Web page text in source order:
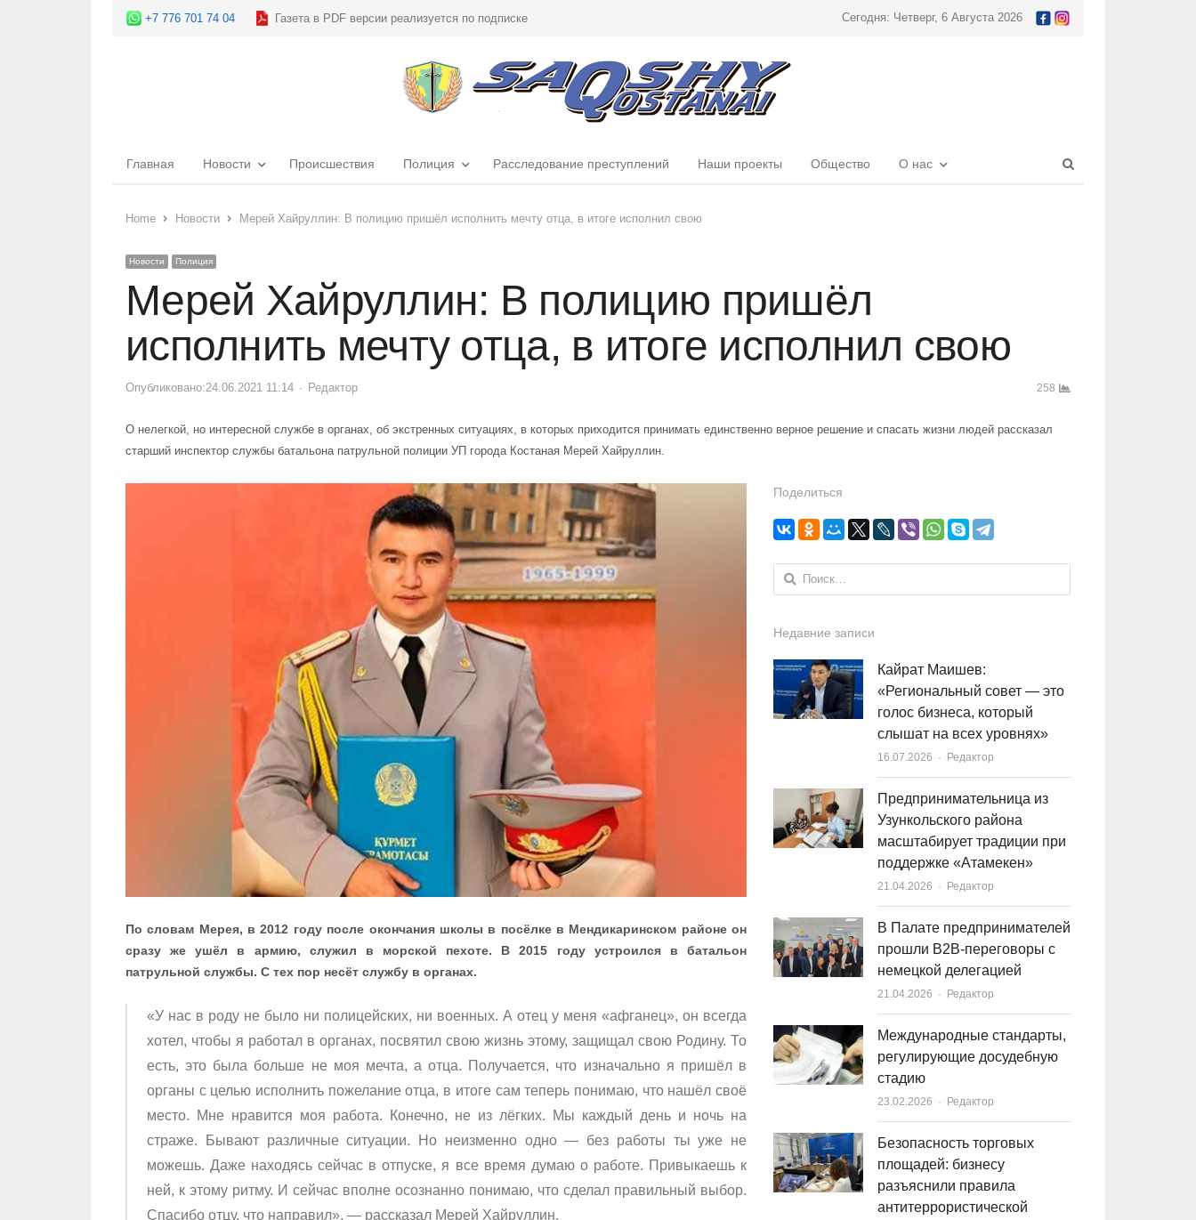
+7 776 701 74 04 Газета в PDF версии реализуется по подписке Сегодня: Четверг, 6 Августа 2026
Главная Новости Происшествия Полиция Расследование преступлений Наши проекты Общество О нас
Home
Новости Мерей Хайруллин: В полицию пришёл исполнить мечту отца, в итоге исполнил свою
Новости Полиция
Мерей Хайруллин: В полицию пришёл
исполнить мечту отца, в итоге исполнил свою
Опубликовано:24.06.2021 11:14 Author
Редактор 258
О нелегкой, но интересной службе в органах, об экстренных ситуациях, в которых приходится принимать единственно верное решение и спасать жизни людей рассказал
старший инспектор службы батальона патрульной полиции УП города Костаная Мерей Хайруллин.
По словам Мерея, в 2012 году после окончания школы в посёлке в Мендикаринском районе он
сразу же ушёл в армию, служил в морской пехоте. В 2015 году устроился в батальон
патрульной службы. С тех пор несёт службу в органах.
«У нас в роду не было ни полицейских, ни военных. А отец у меня «афганец», он всегда
хотел, чтобы я работал в органах, посвятил свою жизнь этому, защищал свою Родину. То
есть, это была больше не моя мечта, а отца. Получается, что изначально я пришёл в
органы с целью исполнить пожелание отца, в итоге сам теперь понимаю, что нашёл своё
место. Мне нравится моя работа. Конечно, не из лёгких. Мы каждый день и ночь на
страже. Бывают различные ситуации. Но неизменно одно — без работы ты уже не
можешь. Даже находясь сейчас в отпуске, я все время думаю о работе. Привыкаешь к
ней, к этому ритму. И сейчас вполне осознанно понимаю, что сделал правильный выбор.
Спасибо отцу, что направил», — рассказал Мерей Хайруллин.
Поделиться
Найти:
Недавние записи
Кайрат Маишев:
«Региональный совет — это
голос бизнеса, который
слышат на всех уровнях»
16.07.2026 Author
Редактор
Предпринимательница из
Узункольского района
масштабирует традиции при
поддержке «Атамекен»
21.04.2026 Author
Редактор
В Палате предпринимателей
прошли B2B-переговоры с
немецкой делегацией
21.04.2026 Author
Редактор
Международные стандарты,
регулирующие досудебную
стадию
23.02.2026 Author
Редактор
Безопасность торговых
площадей: бизнесу
разъяснили правила
антитеррористической